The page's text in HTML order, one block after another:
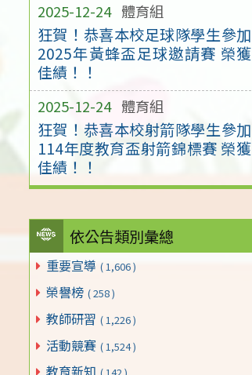
2025-12-24 體育組
狂賀！恭喜本校足球隊學生參加
2025年黃蜂盃足球邀請賽 榮獲
佳績！！
2025-12-24 體育組
狂賀！恭喜本校射箭隊學生參加
114年度教育盃射箭錦標賽 榮獲
佳績！！
依公告類別彙總
重要宣導 ( 1,606 )
榮譽榜 ( 258 )
教師研習 ( 1,226 )
活動競賽 ( 1,524 )